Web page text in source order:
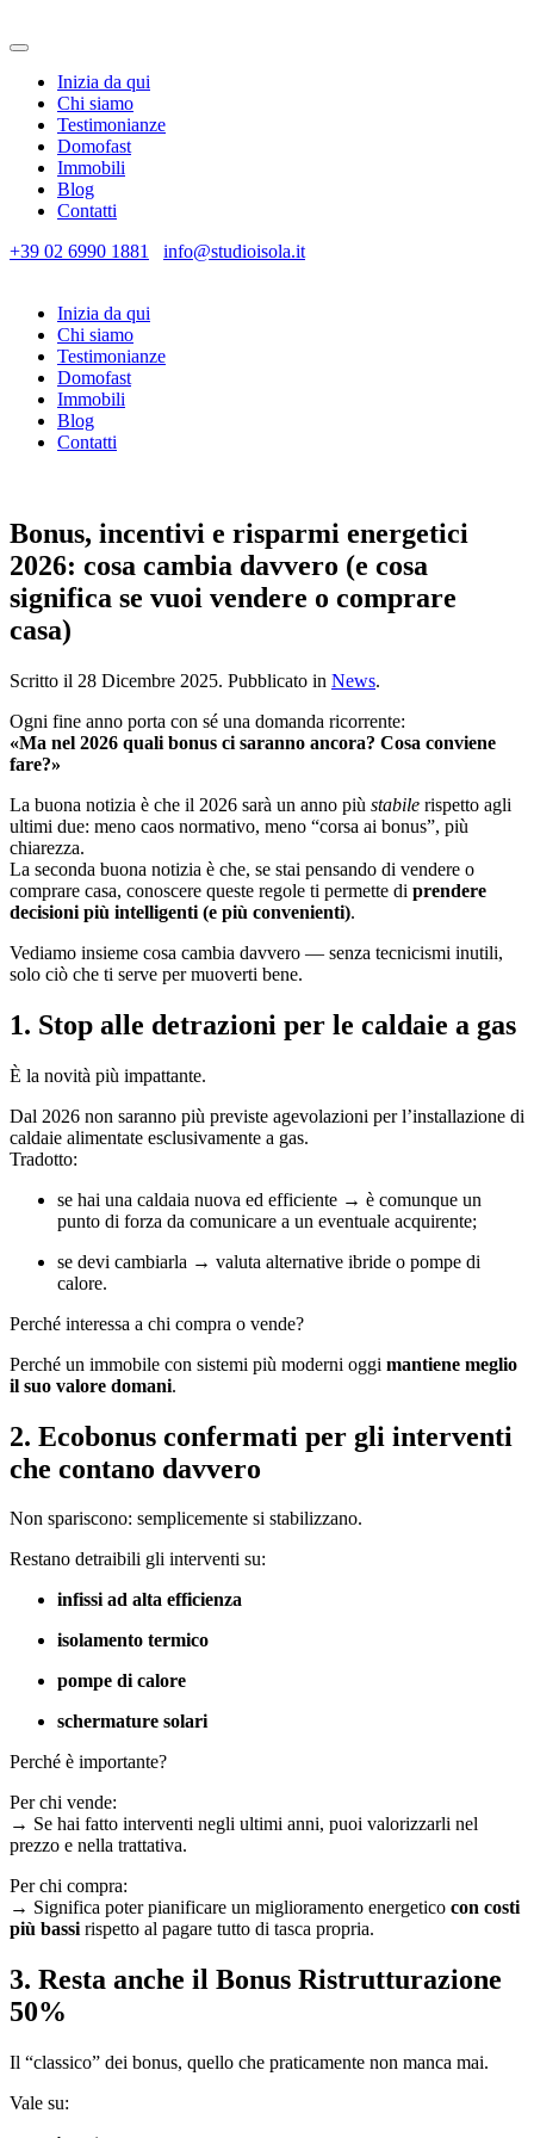
Inizia da qui
Chi siamo
Testimonianze
Domofast
Immobili
Blog
Contatti
+39 02 6990 1881
info@studioisola.it
Inizia da qui
Chi siamo
Testimonianze
Domofast
Immobili
Blog
Contatti
Bonus, incentivi e risparmi energetici
2026: cosa cambia davvero (e cosa
significa se vuoi vendere o comprare
casa)
Scritto il 28 Dicembre 2025. Pubblicato in News.
Ogni fine anno porta con sé una domanda ricorrente:
«Ma nel 2026 quali bonus ci saranno ancora? Cosa conviene
fare?»
La buona notizia è che il 2026 sarà un anno più stabile rispetto agli
ultimi due: meno caos normativo, meno “corsa ai bonus”, più
chiarezza.
La seconda buona notizia è che, se stai pensando di vendere o
comprare casa, conoscere queste regole ti permette di prendere
decisioni più intelligenti (e più convenienti).
Vediamo insieme cosa cambia davvero — senza tecnicismi inutili,
solo ciò che ti serve per muoverti bene.
1. Stop alle detrazioni per le caldaie a gas
È la novità più impattante.
Dal 2026 non saranno più previste agevolazioni per l’installazione di
caldaie alimentate esclusivamente a gas.
Tradotto:
se hai una caldaia nuova ed efficiente → è comunque un
punto di forza da comunicare a un eventuale acquirente;
se devi cambiarla → valuta alternative ibride o pompe di
calore.
Perché interessa a chi compra o vende?
Perché un immobile con sistemi più moderni oggi mantiene meglio
il suo valore domani.
2. Ecobonus confermati per gli interventi
che contano davvero
Non spariscono: semplicemente si stabilizzano.
Restano detraibili gli interventi su:
infissi ad alta efficienza
isolamento termico
pompe di calore
schermature solari
Perché è importante?
Per chi vende:
→ Se hai fatto interventi negli ultimi anni, puoi valorizzarli nel
prezzo e nella trattativa.
Per chi compra:
→ Significa poter pianificare un miglioramento energetico con costi
più bassirispetto al pagare tutto di tasca propria.
3. Resta anche il Bonus Ristrutturazione
50%
Il “classico” dei bonus, quello che praticamente non manca mai.
Vale su: